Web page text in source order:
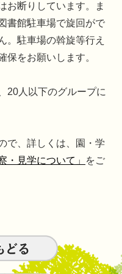
お断りしています。ま
書館駐車場で旋回がで
。駐車場の斡旋等行え
保をお願いします。
20人以下のグループに
で、詳しくは、園・学
・見学について」
をご